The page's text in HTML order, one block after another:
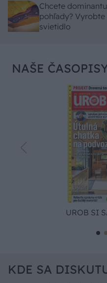
Chcete
pohľady?
svietidlo
NAŠE
UROB SI
KDE SA